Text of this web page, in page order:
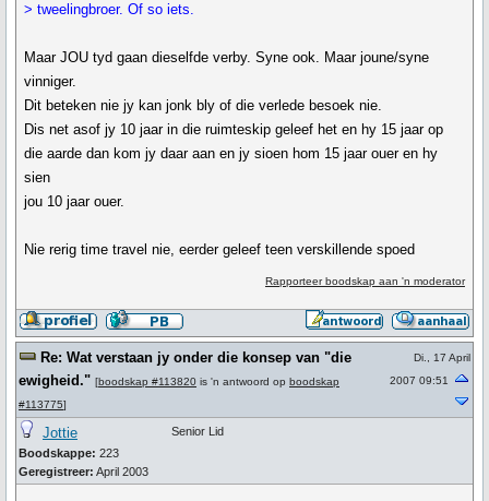
> tweelingbroer. Of so iets.
Maar JOU tyd gaan dieselfde verby. Syne ook. Maar joune/syne
vinniger.
Dit beteken nie jy kan jonk bly of die verlede besoek nie.
Dis net asof jy 10 jaar in die ruimteskip geleef het en hy 15 jaar op
die aarde dan kom jy daar aan en jy sioen hom 15 jaar ouer en hy
sien
jou 10 jaar ouer.
Nie rerig time travel nie, eerder geleef teen verskillende spoed
Rapporteer boodskap aan 'n moderator
Re: Wat verstaan jy onder die konsep van "die
ewigheid." [boodskap #113820 is 'n antwoord op boodskap
#113775]
Di., 17 April
2007 09:51
Jottie
Boodskappe: 223
Geregistreer: April 2003
Senior Lid